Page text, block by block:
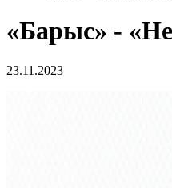
«Барыс» -
23.11.2023